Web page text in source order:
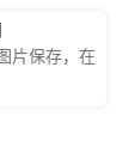
片保存，在